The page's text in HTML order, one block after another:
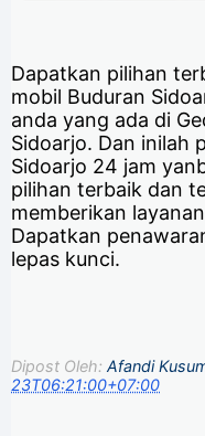
Dapatkan pilihan
mobil Buduran
anda yang ada di
Sidoarjo. Dan inilah
Sidoarjo 24 jam
pilihan terbaik dan
memberikan
Dapatkan
lepas kunci.
Dipost Oleh: Afandi
23T06:21:00+07:00